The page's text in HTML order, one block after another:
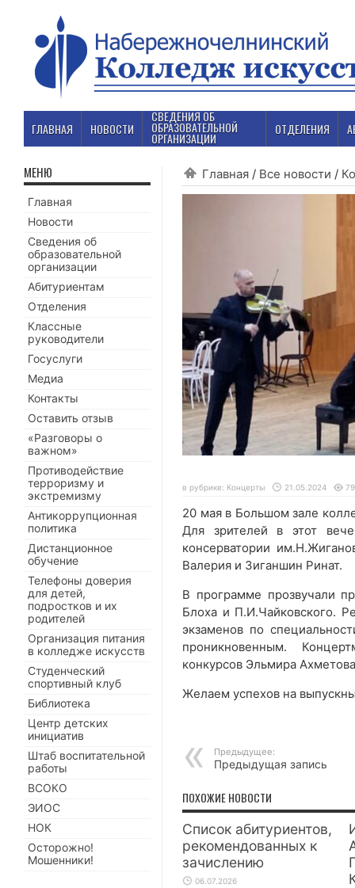
ГЛАВНАЯ НОВОСТИ
СВЕДЕНИЯ ОБ
ОБРАЗОВАТЕЛЬНОЙ
ОРГАНИЗАЦИИ
ОТДЕЛЕНИЯ
Главная / Все новости /
в рубрике: Концерты 21.05.2024
20 мая в Большом зале
Для зрителей в этот
консерватории
Валерия и Зиганшин Ринат.
В программе прозвучали
Блоха и П.И.Чайковского.
экзаменов по
проникновенным.
конкурсов Эльмира
Желаем успехов на
Предыдущее:
Предыдущая запись
ПОХОЖИЕ НОВОСТИ
Список абитуриентов,
рекомендованных к
зачислению
06.07.2026
МЕНЮ
Главная
Новости
Сведения об
образовательной
организации
Абитуриентам
Отделения
Классные
руководители
Госуслуги
Медиа
Контакты
Оставить отзыв
«Разговоры о
важном»
Противодействие
терроризму и
экстремизму
Антикоррупционная
политика
Дистанционное
обучение
Телефоны доверия
для детей,
подростков и их
родителей
Организация питания
в колледже искусств
Студенческий
спортивный клуб
Библиотека
Центр детских
инициатив
Штаб воспитательной
работы
ВСОКО
ЭИОС
НОК
Осторожно!
Мошенники!